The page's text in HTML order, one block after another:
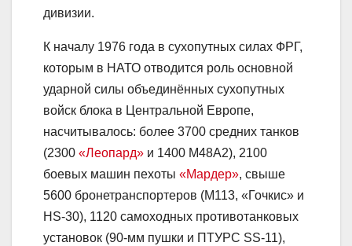
дивизии.
К началу 1976 года в сухопутных силах ФРГ,
которым в НАТО отводится роль основной
ударной силы объединённых сухопутных
войск блока в Центральной Европе,
насчитывалось: более 3700 средних танков
(2300 «Леопард» и 1400 М48А2), 2100
боевых машин пехоты «Мардер», свыше
5600 бронетранспортеров (M113, «Гочкис» и
HS-30), 1120 самоходных противотанковых
установок (90-мм пушки и ПТУPC SS-11),